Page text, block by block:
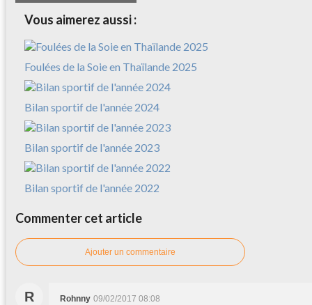
Vous aimerez aussi :
Foulées de la Soie en Thaïlande 2025
Bilan sportif de l'année 2024
Bilan sportif de l'année 2023
Bilan sportif de l'année 2022
Commenter cet article
Ajouter un commentaire
R Rohnny 09/02/2017 08:08